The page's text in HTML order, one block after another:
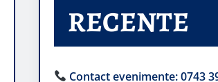
RECENTE
Contact evenimente: 0743